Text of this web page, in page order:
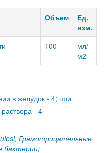
Объем
Ед.
изм.
100
мл/
м2
в желудок - 4; при
- 4
Грамотрицательные
бактерии;